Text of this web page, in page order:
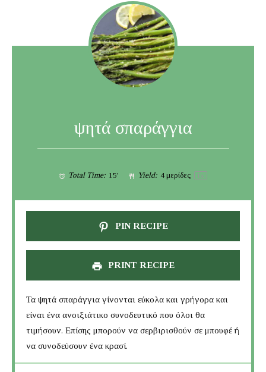
ψητά σπαράγγια
Total Time: 15' Yield: 4μερίδες 1 x
PIN RECIPE
PRINT RECIPE
Τα ψητά σπαράγγια γίνονται εύκολα και γρήγορα και
είναι ένα ανοιξιάτικο συνοδευτικό που όλοι θα
τιμήσουν. Επίσης μπορούν να σερβιρισθούν σε μπουφέ ή
να συνοδεύσουν ένα κρασί.